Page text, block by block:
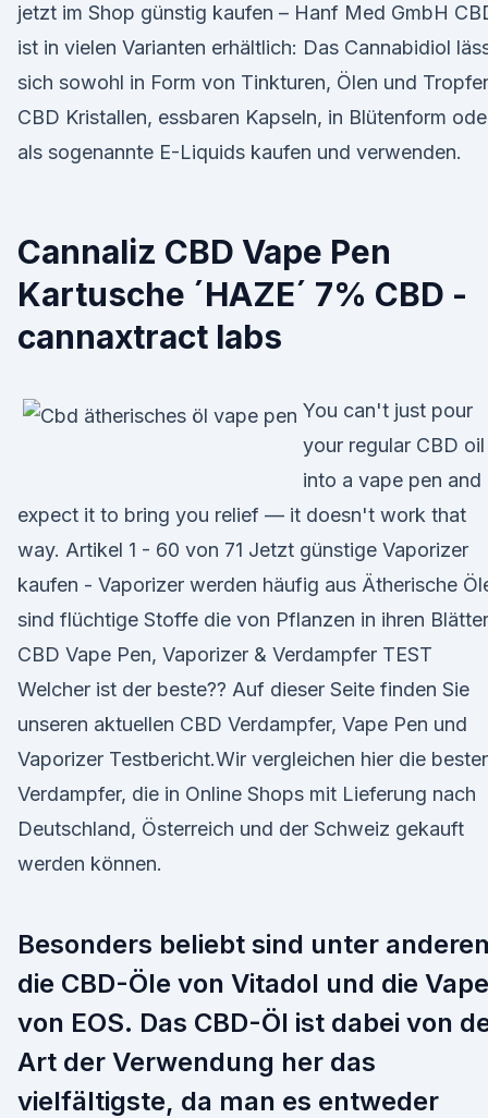
jetzt im Shop günstig kaufen – Hanf Med GmbH
ist in vielen Varianten erhältlich: Das Cannabidiol
sich sowohl in Form von Tinkturen, Ölen und
CBD Kristallen, essbaren Kapseln, in Blütenform
als sogenannte E-Liquids kaufen und verwenden.
Cannaliz CBD Vape Pen
Kartusche ´HAZE´ 7% CBD -
cannaxtract labs
You can't just pour
your regular CBD oil
into a vape pen and
expect it to bring you relief — it doesn't work that
way. Artikel 1 - 60 von 71 Jetzt günstige Vaporizer
kaufen - Vaporizer werden häufig aus Ätherische
sind flüchtige Stoffe die von Pflanzen in ihren
CBD Vape Pen, Vaporizer & Verdampfer TEST
Welcher ist der beste?? Auf dieser Seite finden Sie
unseren aktuellen CBD Verdampfer, Vape Pen und
Vaporizer Testbericht.Wir vergleichen hier die
Verdampfer, die in Online Shops mit Lieferung nach
Deutschland, Österreich und der Schweiz gekauft
werden können.
Besonders beliebt sind unter
die CBD-Öle von Vitadol und die
von EOS. Das CBD-Öl ist dabei von
Art der Verwendung her das
vielfältigste, da man es entweder